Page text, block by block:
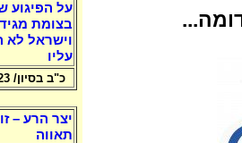
על הפיגוע
בצומת
וישראל לא
עליו
כ"ב בסיון/ 11.6.23
יצר הרע – זו
תאווה